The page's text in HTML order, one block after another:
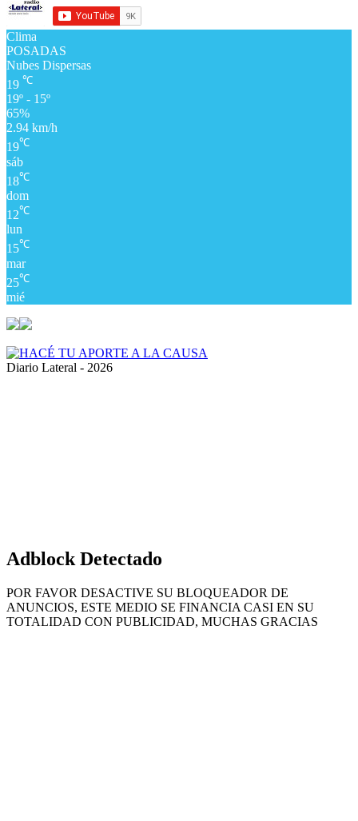
Clima
POSADAS
Nubes Dispersas
19 ℃
19º - 15º
65%
2.94 km/h
19℃
sáb
18℃
dom
12℃
lun
15℃
mar
25℃
mié
Diario Lateral - 2026
Adblock Detectado
POR FAVOR DESACTIVE SU BLOQUEADOR DE
ANUNCIOS, ESTE MEDIO SE FINANCIA CASI EN SU
TOTALIDAD CON PUBLICIDAD, MUCHAS GRACIAS